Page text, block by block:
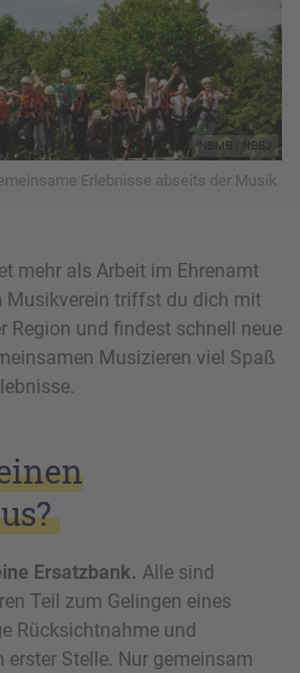
NBMB / NBBJ
Erlebnisse abseits der Musik
mehr als Arbeit im Ehrenamt
Musikverein triffst du dich mit
Region und findest schnell neue
Musizieren viel Spaß
Ersatzbank. Alle sind
Teil zum Gelingen eines
Rücksichtnahme und
erster Stelle. Nur gemeinsam